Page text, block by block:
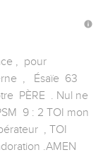
,  pour
,   Ésaïe  63
PÈRE  . Nul ne
9 : 2 TOI mon
, TOI
.AMEN